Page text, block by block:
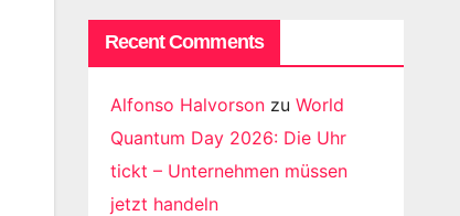
Recent Comments
Alfonso Halvorsonzu World
Quantum Day 2026: Die Uhr
tickt – Unternehmen müssen
jetzt handeln